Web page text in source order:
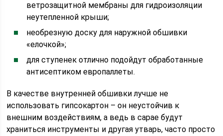
ветрозащитной мембраны для гидроизоляции
неутепленной крыши;
необрезную доску для наружной обшивки
«елочкой»;
для ступенек отлично подойдут обработанные
антисептиком европаллеты.
В качестве внутренней обшивки лучше не
использовать гипсокартон – он неустойчив к
внешним воздействиям, а ведь в сарае будут
храниться инструменты и другая утварь, часто просто